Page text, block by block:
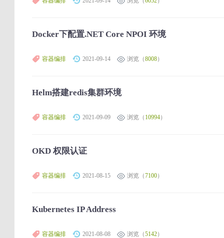
Docker下配置.NET Core NPOI 环境
容器编排 2021-09-14 浏览（8008）
Helm搭建redis集群环境
容器编排 2021-09-09 浏览（ 10994）
OKD 权限认证
容器编排 2021-08-15 浏览（7100）
Kubernetes IP Address
容器编排 2021-08-08 浏览（5142）